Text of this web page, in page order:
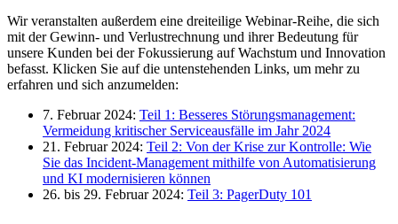
Wir veranstalten außerdem eine dreiteilige Webinar-Reihe, die sich
mit der Gewinn- und Verlustrechnung und ihrer Bedeutung für
unsere Kunden bei der Fokussierung auf Wachstum und Innovation
befasst. Klicken Sie auf die untenstehenden Links, um mehr zu
erfahren und sich anzumelden:
7. Februar 2024: Teil 1: Besseres Störungsmanagement:
Vermeidung kritischer Serviceausfälle im Jahr 2024
21. Februar 2024: Teil 2: Von der Krise zur Kontrolle: Wie
Sie das Incident-Management mithilfe von Automatisierung
und KI modernisieren können
26. bis 29. Februar 2024: Teil 3: PagerDuty 101